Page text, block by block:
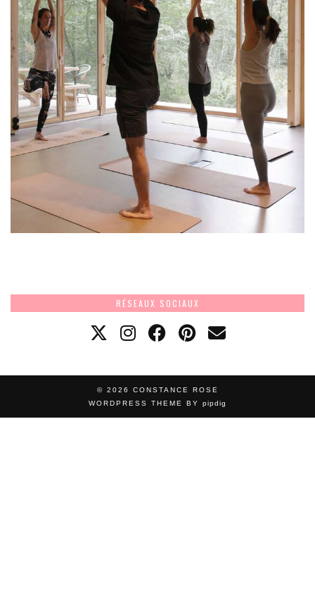
RÉSEAUX SOCIAUX
© 2026 CONSTANCE ROSE
WORDPRESS THEME BY pipdig